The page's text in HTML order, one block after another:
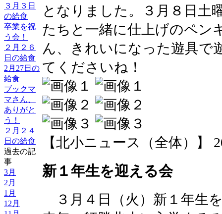
３月３日
の給食
卒業を祝
う会！
２月２６
日の給食
2月27日の
給食
ブックマ
マさん、
ありがと
う！
２月２４
日の給食
過去の記
事
3月
2月
1月
12月
となりました。３月８日土
たちと一緒に仕上げのペン
ん、きれいになった遊具で
てくださいね！
【北小ニュース（全体）】
新１年生を迎える会
３月４日（火）新１年生